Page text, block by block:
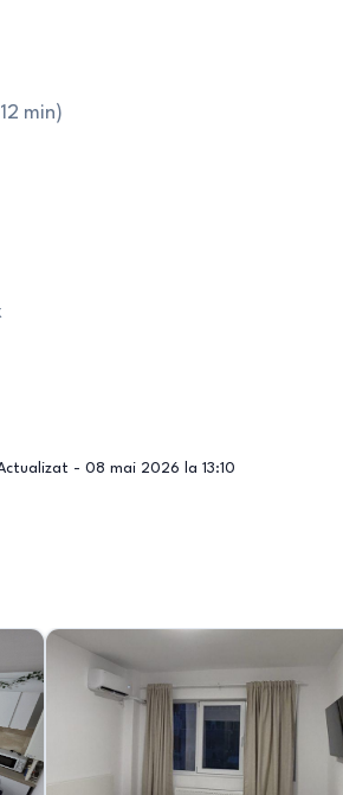
min)
- 08 mai 2026 la 13:10